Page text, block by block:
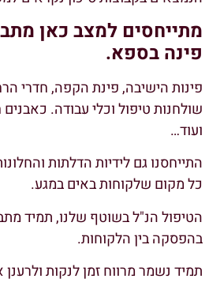
מתייחסים למצב כאן
פינה בספא.
פינות הישיבה, פינת הקפה, חדרי
שולחנות טיפול וכלי עבודה.
ועוד…
התייחסנו גם לידיות הדלתות
כל מקום שלקוחות באים במגע.
הטיפול הנ"ל בשוטף שלנו, תמיד
בהפסקה בין הלקוחות.
תמיד נשמר מרווח זמן לנקות